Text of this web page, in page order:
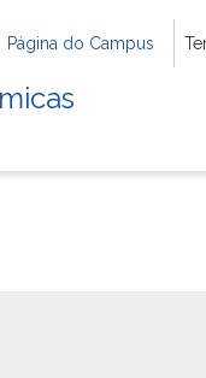
Página do Campus